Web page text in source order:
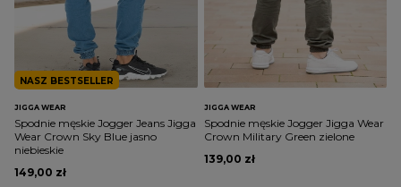
NASZ BESTSELLER
JIGGA WEAR
Spodnie męskie Jogger Jeans Jigga
Wear Crown Sky Blue jasno
niebieskie
149,00 zł
JIGGA WEAR
Spodnie męskie Jogger Jigga Wear
Crown Military Green zielone
139,00 zł